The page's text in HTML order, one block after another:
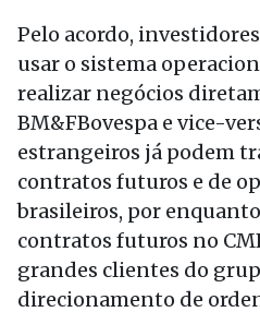
Pelo acordo,
usar o sistema
realizar negócios
BM&FBovespa e vice-
estrangeiros já podem
contratos futuros e de
brasileiros, por
contratos futuros no
grandes clientes do
direcionamento de